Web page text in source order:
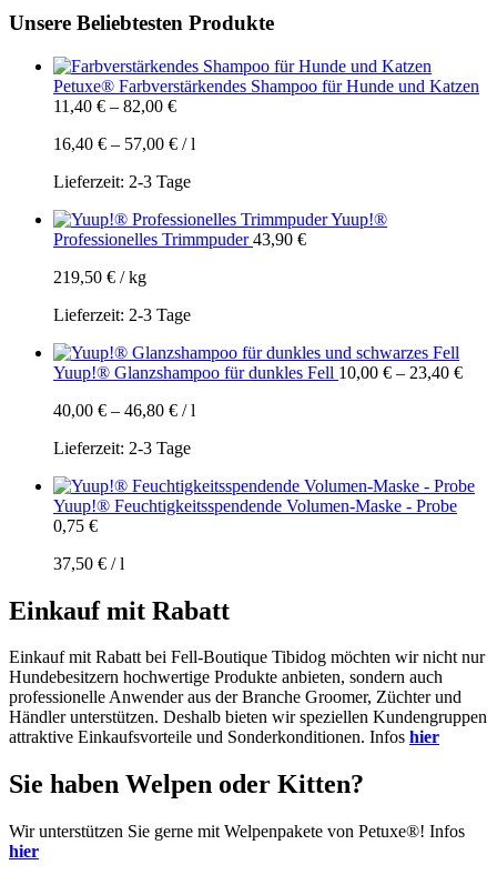
Unsere Beliebtesten Produkte
Petuxe® Farbverstärkendes Shampoo für Hunde und Katzen
11,40 € – 82,00 €
16,40 € – 57,00 € /l
Lieferzeit: 2-3 Tage
Yuup!®
Professionelles Trimmpuder 43,90 €
219,50 € /kg
Lieferzeit: 2-3 Tage
Yuup!® Glanzshampoo für dunkles Fell 10,00 € – 23,40 €
40,00 € – 46,80 € /l
Lieferzeit: 2-3 Tage
Yuup!® Feuchtigkeitsspendende Volumen-Maske - Probe
0,75 €
37,50 € /l
Einkauf mit Rabatt
Einkauf mit Rabatt bei Fell-Boutique Tibidog möchten wir nicht nur
Hundebesitzern hochwertige Produkte anbieten, sondern auch
professionelle Anwender aus der Branche Groomer, Züchter und
Händler unterstützen. Deshalb bieten wir speziellen Kundengruppen
attraktive Einkaufsvorteile und Sonderkonditionen. Infos hier
Sie haben Welpen oder Kitten?
Wir unterstützen Sie gerne mit Welpenpakete von Petuxe®! Infos
hier